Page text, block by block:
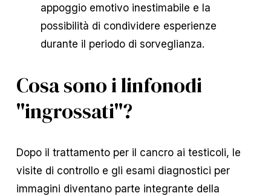
appoggio emotivo inestimabile e la
possibilità di condividere esperienze
durante il periodo di sorveglianza.
Cosa sono i linfonodi
"ingrossati"?
Dopo il trattamento per il cancro ai testicoli, le
visite di controllo e gli esami diagnostici per
immagini diventano parte integrante della